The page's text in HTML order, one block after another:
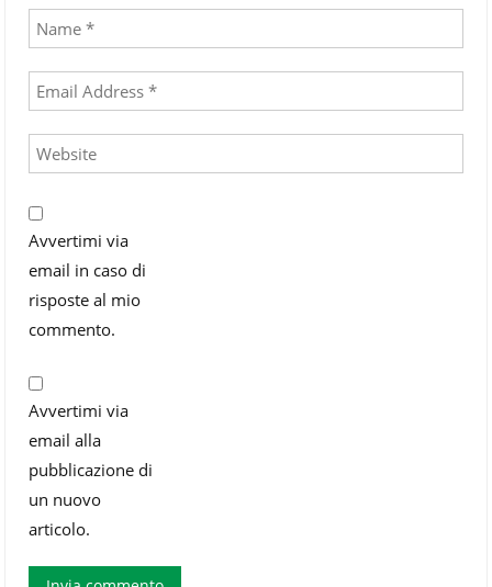
Avvertimi via
email in caso di
risposte al mio
commento.
Avvertimi via
email alla
pubblicazione di
un nuovo
articolo.